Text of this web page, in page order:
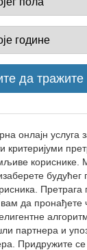
онлајн услуга
критеријуми
кориснике.
будућег
да пронађете
партнера и
Придружите се